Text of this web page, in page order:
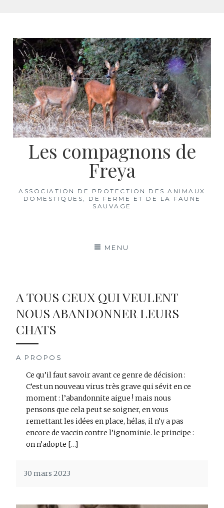
contenu
Les compagnons de
Freya
ASSOCIATION DE PROTECTION DES ANIMAUX
DOMESTIQUES, DE FERME ET DE LA FAUNE
SAUVAGE
MENU
A TOUS CEUX QUI VEULENT
NOUS ABANDONNER LEURS
CHATS
A PROPOS
Ce qu’il faut savoir avant ce genre de décision :
C’est un nouveau virus très grave qui sévit en ce
moment : l’abandonnite aigue ! mais nous
pensons que cela peut se soigner, en vous
remettant les idées en place, hélas, il n’y a pas
encore de vaccin contre l’ignominie. le principe :
on n’adopte […]
30 mars 2023